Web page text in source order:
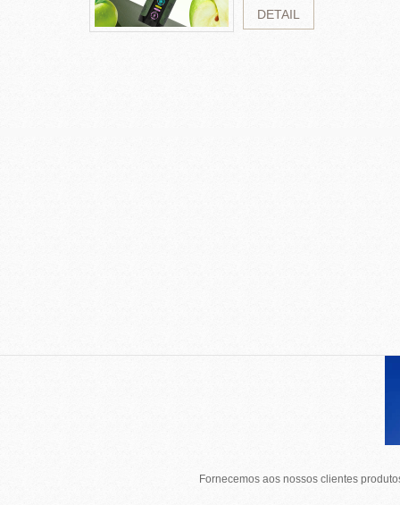
DETAIL
Fornecemos aos nossos clientes